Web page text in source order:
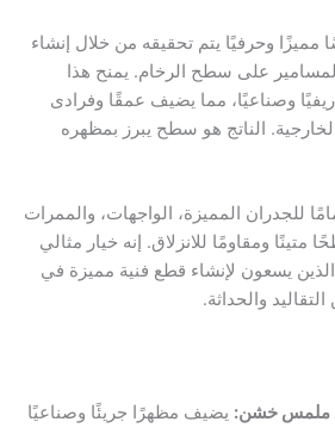
وحرفيًا يتم تحقيقه من خلال إنشاء
على سطح الرخام. يمنح هذا
وصناعيًا، مما يضيف عمقًا وفرادى
الناتج هو سطح يبرز بمظهره
للجدران المميزة، الواجهات، والممرات
ومقاومًا للانزلاق. إنه خيار مثالي
يسعون لإنشاء قطع فنية مميزة في
والحداثة.
ملمس خشن: يضيف مظهرًا جريئًا وصناعيًا